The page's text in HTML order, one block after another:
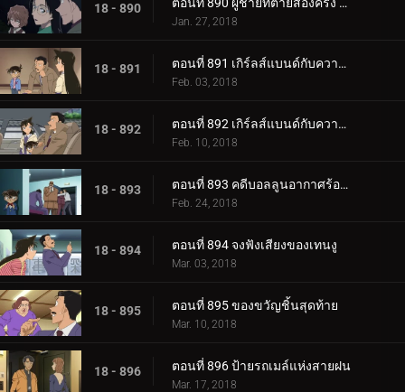
18 - 890
Jan. 27, 2018
18 - 891 ตอนที่ 891 เกิร์ลส์แบนด์กับความสัมพันธ์อันแย่ (ตอนแรก)
Feb. 03, 2018
18 - 892 ตอนที่ 892 เกิร์ลส์แบนด์กับความสัมพันธ์อันแย่ (ตอนจบ)
Feb. 10, 2018
18 - 893 ตอนที่ 893 คดีบอลลูนอากาศร้อนปริศนา
Feb. 24, 2018
18 - 894 ตอนที่ 894 จงฟังเสียงของเทนงู
Mar. 03, 2018
18 - 895 ตอนที่ 895 ของขวัญชิ้นสุดท้าย
Mar. 10, 2018
18 - 896 ตอนที่ 896 ป้ายรถเมล์แห่งสายฝน
Mar. 17, 2018